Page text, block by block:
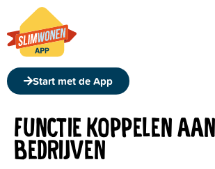
Start met de App
FUNCTIE KOPPELEN
BEDRIJVEN